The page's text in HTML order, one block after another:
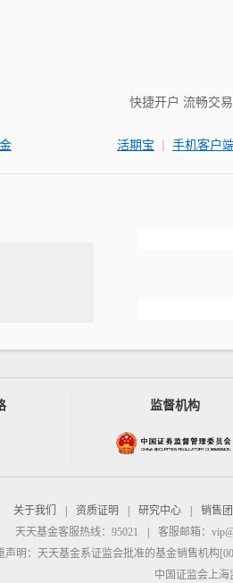
快捷开户 流畅交易
活期宝 | 手机客户
监督机构
关于我们 资质证明 研究中心
销售
天天基金客服热线：95021
客服邮箱：
声明： 天天基金系证监会批准的基金销售机构
中国证监会上